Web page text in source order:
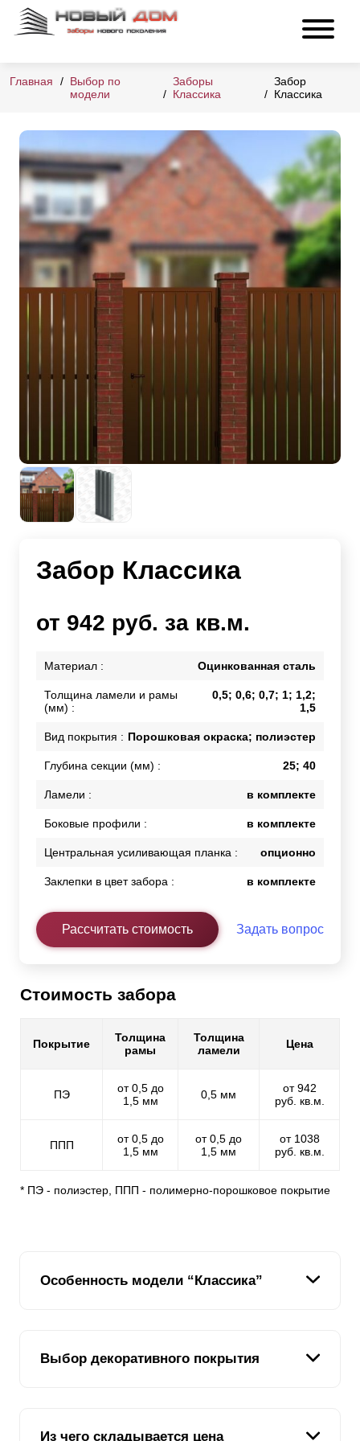
Главная
Выбор по
модели
Заборы
Классика
Забор
Классика
Забор Классика
от 942 руб. за кв.м.
Материал : Оцинкованная сталь
Толщина ламели и рамы
(мм) :
0,5; 0,6; 0,7; 1; 1,2;
1,5
Вид покрытия : Порошковая окраска; полиэстер
Глубина секции (мм) : 25; 40
Ламели : в комплекте
Боковые профили : в комплекте
Центральная усиливающая планка : опционно
Заклепки в цвет забора : в комплекте
Рассчитать стоимость Задать вопрос
Стоимость забора
Покрытие
Толщина
рамы
Толщина
ламели
Цена
ПЭ
от 0,5 до
1,5 мм
0,5 мм
от 942
руб. кв.м.
ППП
от 0,5 до
1,5 мм
от 0,5 до
1,5 мм
от 1038
руб. кв.м.
* ПЭ - полиэстер, ППП - полимерно-порошковое покрытие
Особенность модели “Классика”
Мы подумали: “Если есть модель “Ранчо”, в которой
ламели имитируют доски и расположены
классика? Потому что такой забор, это в какой-то
Выбор декоративного покрытия
Во всех наших моделях используется два типа
Из чего складывается цена